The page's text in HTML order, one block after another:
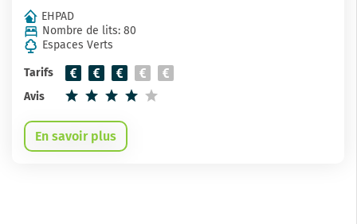
EHPAD
Nombre de lits: 80
Espaces Verts
Tarifs
Avis
En savoir plus